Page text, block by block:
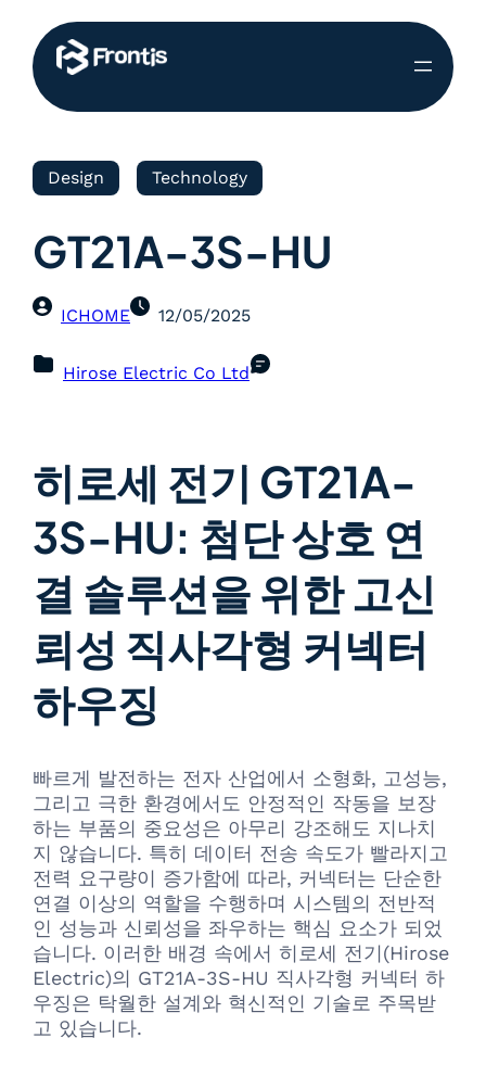
Design Technology
GT21A-3S-HU
ICHOME 12/05/2025
Hirose Electric Co Ltd
히로세 전기 GT21A-
3S-HU: 첨단 상호 연
결 솔루션을 위한 고신
뢰성 직사각형 커넥터
하우징
빠르게 발전하는 전자 산업에서 소형화, 고성능,
그리고 극한 환경에서도 안정적인 작동을 보장
하는 부품의 중요성은 아무리 강조해도 지나치
지 않습니다. 특히 데이터 전송 속도가 빨라지고
전력 요구량이 증가함에 따라, 커넥터는 단순한
연결 이상의 역할을 수행하며 시스템의 전반적
인 성능과 신뢰성을 좌우하는 핵심 요소가 되었
습니다. 이러한 배경 속에서 히로세 전기(Hirose
Electric)의 GT21A-3S-HU 직사각형 커넥터 하
우징은 탁월한 설계와 혁신적인 기술로 주목받
고 있습니다.